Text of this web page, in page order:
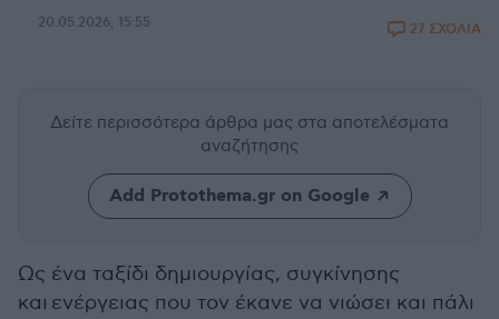
20.05.2026, 15:55 27 ΣΧΟΛΙΑ
Δείτε περισσότερα άρθρα μας στα αποτελέσματα
αναζήτησης
Add Protothema.gr on Google
Ως ένα ταξίδι δημιουργίας, συγκίνησης
και ενέργειας που τον έκανε να νιώσει και πάλι